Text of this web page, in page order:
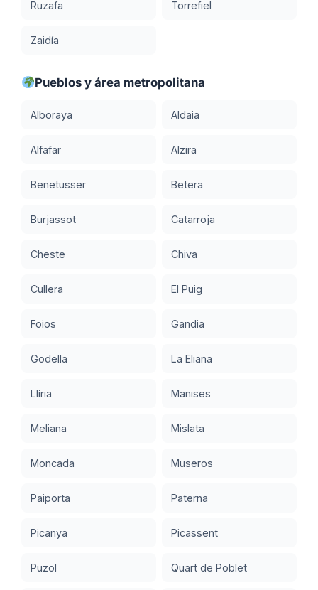
Ruzafa Torrefiel
Zaidía
Pueblos y área metropolitana
Alboraya Aldaia
Alfafar Alzira
Benetusser Betera
Burjassot Catarroja
Cheste Chiva
Cullera El Puig
Foios Gandia
Godella La Eliana
Llíria Manises
Meliana Mislata
Moncada Museros
Paiporta Paterna
Picanya Picassent
Puzol Quart de Poblet